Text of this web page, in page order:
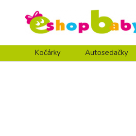
Kočárky Autosedačky